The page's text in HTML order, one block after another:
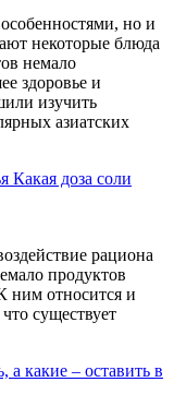
но и
некоторые блюда
немало
здоровье и
изучить
азиатских
Какая доза соли
рациона
продуктов
ним относится и
существует